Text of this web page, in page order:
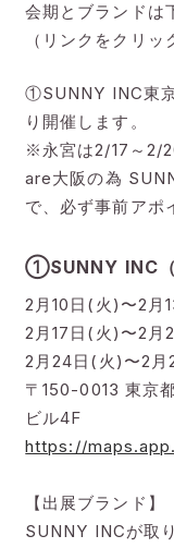
会期とブランドは
（リンクをクリ
①SUNNY INC東
り開催します。
※永宮は2/17～2/
are大阪の為
で、必ず事前アポ
①SUNNY INC（
2月10日(火)〜2
2月17日(火)〜2
2月24日(火)〜2
〒150-0013 東京
ビル4F
https://
【出展ブランド】
SUNNY INCが取